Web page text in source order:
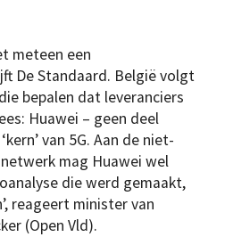
meteen een
De Standaard. België volgt
bepalen dat leveranciers
Huawei – geen deel
van 5G. Aan de niet-
mag Huawei wel
die werd gemaakt,
reageert minister van
(Open Vld).